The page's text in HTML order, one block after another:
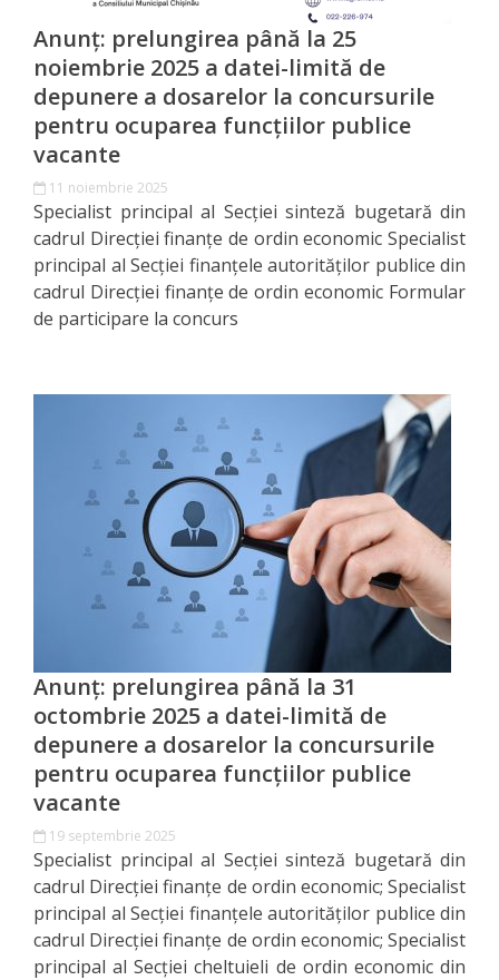
Rapoarte
de
activitate
Bugetul
DGF
Transparența
salarizării
DGF
Achiziții
publice
Monitoring
Declarații
Legislație
Integritate
și
anticorupție
Planul
de
integritate
Anunț: prelungirea până la 25
noiembrie 2025 a datei-limită de
depunere a dosarelor la concursurile
pentru ocuparea funcțiilor publice
vacante
11 noiembrie 2025
Specialist principal al Secției sinteză bugetară din
cadrul Direcției finanțe de ordin economic Specialist
principal al Secției finanțele autorităților publice din
cadrul Direcției finanțe de ordin economic Formular
de participare la concurs
Anunț: prelungirea până la 31
octombrie 2025 a datei-limită de
depunere a dosarelor la concursurile
pentru ocuparea funcțiilor publice
vacante
19 septembrie 2025
Specialist principal al Secției sinteză bugetară din
cadrul Direcției finanțe de ordin economic; Specialist
principal al Secției finanțele autorităților publice din
cadrul Direcției finanțe de ordin economic; Specialist
principal al Secției cheltuieli de ordin economic din